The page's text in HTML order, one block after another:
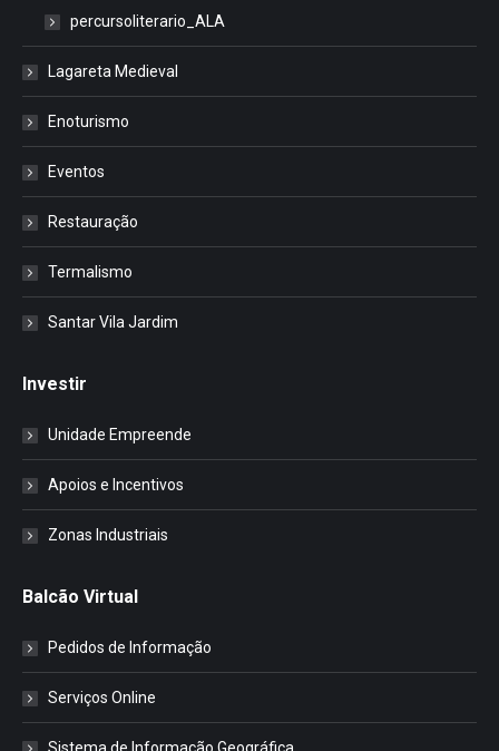
percursoliterario_ALA
Lagareta Medieval
Enoturismo
Eventos
Restauração
Termalismo
Santar Vila Jardim
Investir
Unidade Empreende
Apoios e Incentivos
Zonas Industriais
Balcão Virtual
Pedidos de Informação
Serviços Online